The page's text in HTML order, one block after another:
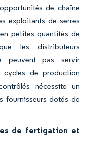
de chaîne
exploitants de serres
petites quantités de
les distributeurs
peuvent pas servir
cycles de production
nécessite un
fournisseurs dotés de
de fertigation et